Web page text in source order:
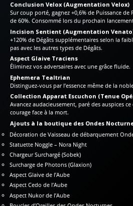
Conclusion Velox (Augmentation Velox)
Sur coup porté, gagnez +0,6% de Puissance
de 60%. Consommé lors du prochain
Incision Sentient (Augmentation
+120% de Dégâts supplémentaires selon la
pas avec les autres types de Dégâts.
Aspect Glaive Traciens
Éliminez vos adversaires avec une grâce fluide.
Ephemera Tealtrian
Distinguez-vous par l’essence même de la
Collection Apparat Escuchon (Tenue
Avancez audacieusement, paré des auspices
courage face à la mort.
Ajouts à la boutique des Ondes
Décoration de Vaisseau de débarquement
Statuette Noggle – Nora Night
Chargeur Surchargé (Sobek)
Surcharge de Photons (Glaxion)
Aspect Glaive de l’Aube
Aspect Cedo de l’Aube
Aspect Nukor de l’Aube